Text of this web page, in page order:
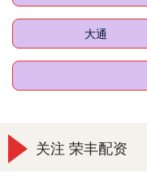
大通
关注 荣丰配资